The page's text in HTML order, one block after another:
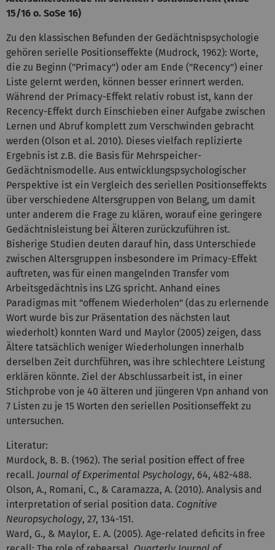
15/16 o. SoSe 16)
Zu den klassischen Befunden der Gedächtnispsychologie
gehören serielle Positionseffekte (Mudrock, 1962): Worte,
die zu Beginn ("Primacy") oder am Ende ("Recency") einer
Liste gelernt werden, können besser erinnert werden.
Während der Primacy-Effekt relativ robust ist, kann der
Recency-Effekt durch Einschieben einer Aufgabe zwischen
Lernen und Abruf komplett zum Verschwinden gebracht
werden (Olson et al. 2010). Dieses vielfach replizierte
Ergebnis ist z.B. die Basis für Mehrspeicher-
Gedächtnismodelle. Aus entwicklungspsychologischer
Perspektive ist ein Vergleich des seriellen Positionseffekts
über verschiedene Altersgruppen von Belang, um damit
unter anderem die Frage zu klären, worauf eine geringere
Gedächtnisleistung bei Älteren zurückzuführen ist.
Bisherige Studien deuten darauf hin, dass Unterschiede
zwischen Altersgruppen insbesondere im Primacy-Effekt
auftreten, was für einen mangelnden Transfer vom
Arbeitsgedächtnis ins LZG spricht. Anhand eines
Paradigmas mit "offenem Wiederholen" (das zu erlernende
Wort wurde bis zur Präsentation des nächsten laut
wiederholt) konnten Ward und Maylor (2005) zeigen, dass
Ältere tatsächlich weniger Wiederholungen innerhalb
derselben Zeit durchführen, was ihre schlechtere Leistung
erklären könnte. Ziel der Abschlussarbeit ist, in einer
Stichprobe von je 40 älteren und jüngeren Vpn anhand von
7 Listen zu je 15 Worten den seriellen Positionseffekt zu
untersuchen.
Literatur:
Murdock, B. B. (1962). The serial position effect of free
recall. Journal of Experimental Psychology, 64, 482-488.
Olson, A., Romani, C., & Caramazza, A. (2010). Analysis and
interpretation of serial position data. Cognitive
Neuropsychology, 27, 134-151.
Ward, G., & Maylor, E. A. (2005). Age-related deficits in free